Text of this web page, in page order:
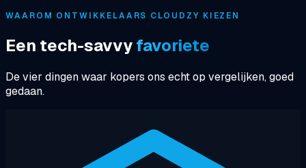
WAAROM ONTWIKKELAARS CLOUDZY KIEZEN
Een tech-savvyfavoriete
De vier dingen waar kopers ons echt op vergelijken, goed
gedaan.